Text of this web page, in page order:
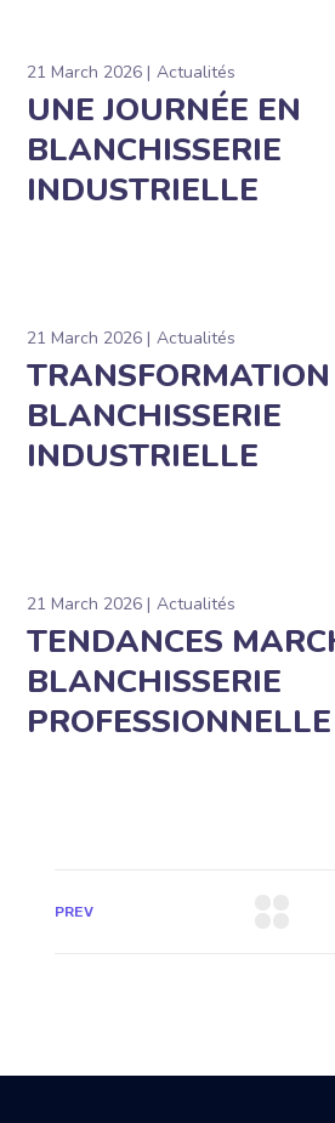
21 March 2026 Actualités
UNE JOURNÉE EN
BLANCHISSERIE
INDUSTRIELLE
21 March 2026 Actualités
TRANSFORMATION
BLANCHISSERIE
INDUSTRIELLE
21 March 2026 Actualités
TENDANCES
BLANCHISSERIE
PROFESSIONNELLE
PREV